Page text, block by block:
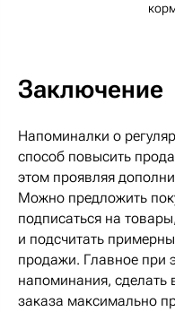
Заключение
Напоминалки о
способ повысить
этом проявляя
Можно предложить
подписаться на
и подсчитать
продажи. Главное при
напоминания, сделать
заказа максимально